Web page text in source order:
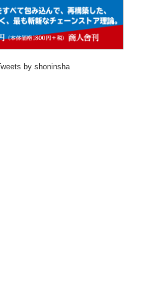
Tweets by shoninsha